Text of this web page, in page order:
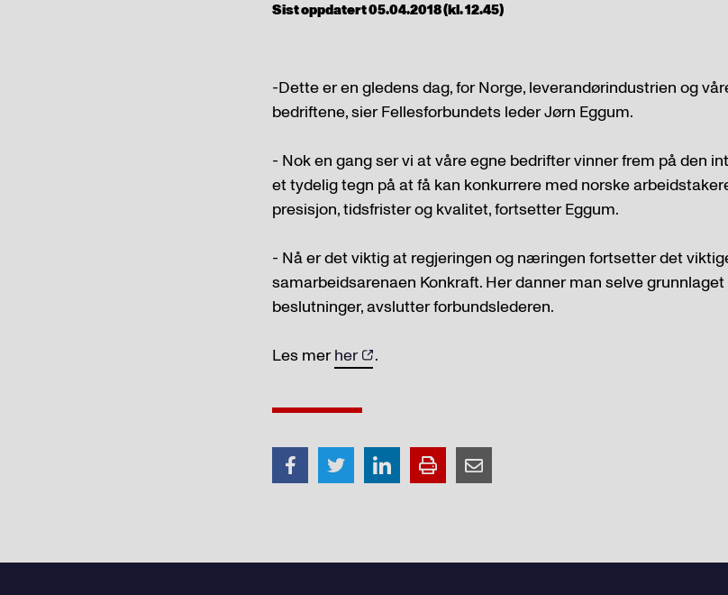
Sist oppdatert 05.04.2018 (kl. 12.45)
-Dette er en gledens dag, for Norge, leverandørindustrien og
bedriftene, sier Fellesforbundets leder Jørn Eggum.
- Nok en gang ser vi at våre egne bedrifter vinner frem på den
et tydelig tegn på at få kan konkurrere med norske
presisjon, tidsfrister og kvalitet, fortsetter Eggum.
- Nå er det viktig at regjeringen og næringen fortsetter det
samarbeidsarenaen Konkraft. Her danner man selve
beslutninger, avslutter forbundslederen.
Les merher .